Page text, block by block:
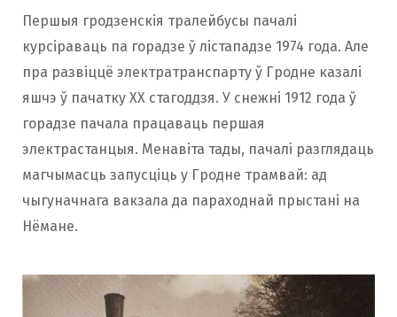
Першыя гродзенскія тралейбусы пачалі
курсіраваць па горадзе ў лістападзе 1974 года. Але
пра развіццё электратранспарту ў Гродне казалі
яшчэ ў пачатку ХХ стагоддзя. У снежні 1912 года ў
горадзе пачала працаваць першая
электрастанцыя. Менавіта тады, пачалі разглядаць
магчымасць запусціць у Гродне трамвай: ад
чыгуначнага вакзала да параходнай прыстані на
Нёмане.